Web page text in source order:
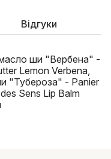
Відгуки
ши "Вербена" -
Lemon Verbena,
"Тубероза" - Panier
Sens Lip Balm